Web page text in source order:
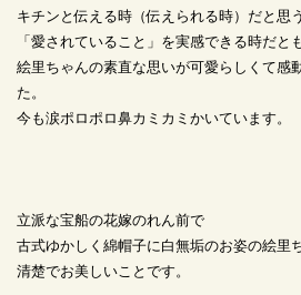
キチンと伝える時（伝えられる時）だと思
「愛されていること」を実感できる時だと
絵里ちゃんの素直な思いが可愛らしくて感
た。
今も涙ポロポロ鼻カミカミかいています。
立派な宝船の花嫁のれん前で
古式ゆかしく綿帽子に白無垢のお姿の絵里
清楚でお美しいことです。